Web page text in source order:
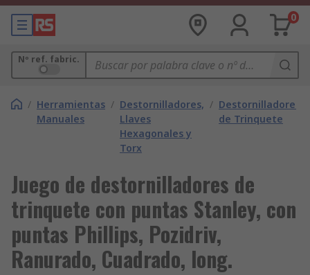
0
Nº ref. fabric.
/ Herramientas
Manuales
/ Destornilladores,
Llaves
Hexagonales y
Torx
/ Destornilladores
de Trinquete
Juego de destornilladores de
trinquete con puntas Stanley, con
puntas Phillips, Pozidriv,
Ranurado, Cuadrado, long.